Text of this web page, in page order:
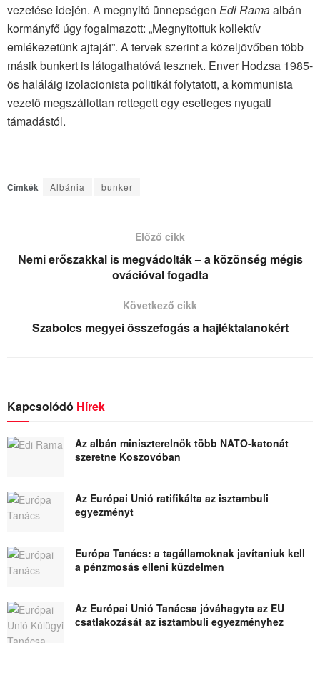
vezetése idején. A megnyitó ünnepségen Edi Ramaalbán
kormányfő úgy fogalmazott: „Megnyitottuk kollektív
emlékezetünk ajtaját”. A tervek szerint a közeljövőben több
másik bunkert is látogathatóvá tesznek. Enver Hodzsa 1985-
ös haláláig izolacionista politikát folytatott, a kommunista
vezető megszállottan rettegett egy esetleges nyugati
támadástól.
Címkék Albánia bunker
Előző cikk
Nemi erőszakkal is megvádolták – a közönség mégis
ovációval fogadta
Következő cikk
Szabolcs megyei összefogás a hajléktalanokért
Kapcsolódó Hírek
Az albán miniszterelnök több NATO-katonát
szeretne Koszovóban
Az Európai Unió ratifikálta az isztambuli
egyezményt
Európa Tanács: a tagállamoknak javítaniuk kell
a pénzmosás elleni küzdelmen
Az Európai Unió Tanácsa jóváhagyta az EU
csatlakozását az isztambuli egyezményhez